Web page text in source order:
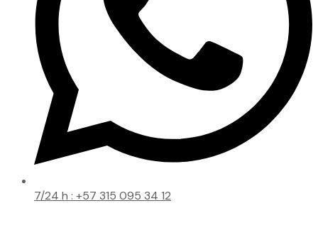
7/24 h : +57 315 095 34 12